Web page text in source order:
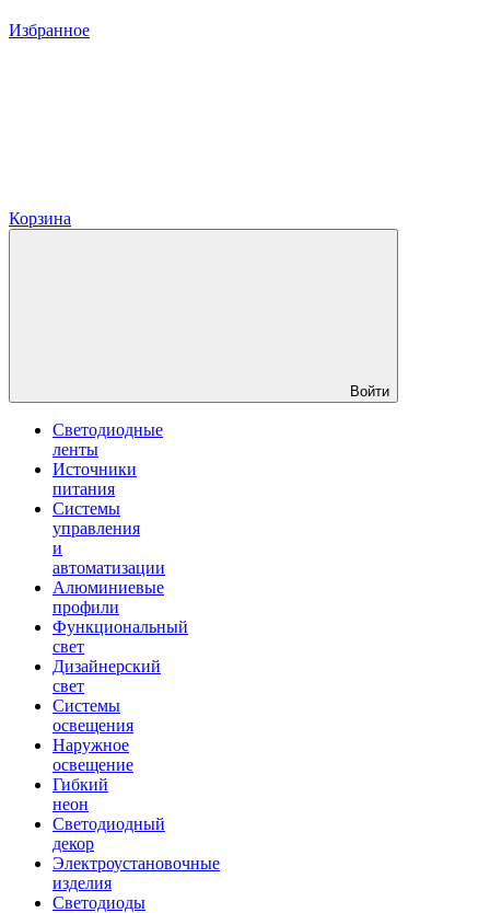
Избранное
Корзина
Войти
Светодиодные
ленты
Источники
питания
Системы
управления
и
автоматизации
Алюминиевые
профили
Функциональный
свет
Дизайнерский
свет
Системы
освещения
Наружное
освещение
Гибкий
неон
Светодиодный
декор
Электроустановочные
изделия
Светодиоды